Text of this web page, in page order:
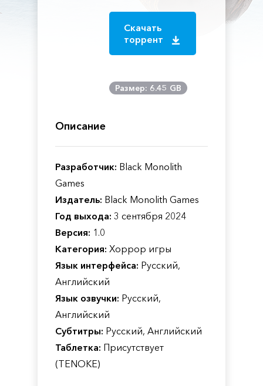
Скачать
торрент
Размер: 6.45 GB
Описание
Разработчик: Black Monolith
Games
Издатель: Black Monolith Games
Год выхода: 3 сентября 2024
Версия: 1.0
Категория: Хоррор игры
Язык интерфейса: Русский,
Английский
Язык озвучки: Русский,
Английский
Субтитры: Русский, Английский
Таблетка: Присутствует
(TENOKE)